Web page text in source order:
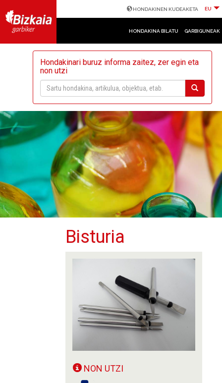
HONDAKINEN KUDEAKETA EU
HONDAKINA BILATU GARBIGUNEAK
Hondakinari buruz informa zaitez, zer egin eta
non utzi
Bisturia
NON UTZI